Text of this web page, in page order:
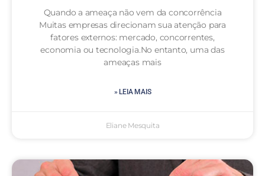
Quando a ameaça não vem da concorrência
Muitas empresas direcionam sua atenção para
fatores externos: mercado, concorrentes,
economia ou tecnologia.No entanto, uma das
ameaças mais
» LEIA MAIS
Eliane Mesquita